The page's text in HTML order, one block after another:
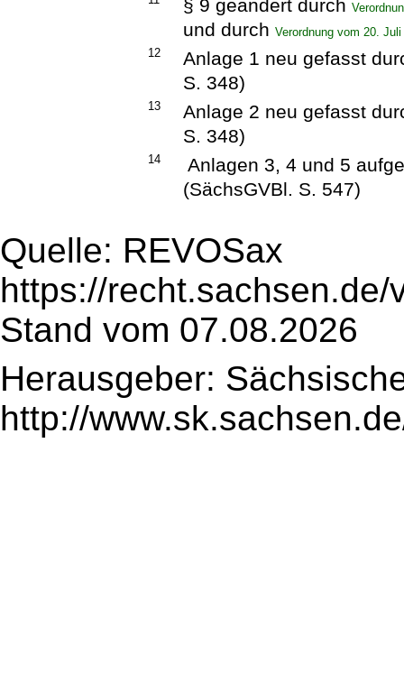
§ 9 geändert durch
und durchVerordnung vom 20. Juli
12
Anlage 1 neu gefasst
S. 348)
13
Anlage 2 neu gefasst
S. 348)
14
Anlagen 3, 4 und 5
(SächsGVBl. S. 547)
Quelle: REVOSax
https://
Stand vom 07.08.2026
Herausgeber:
http://